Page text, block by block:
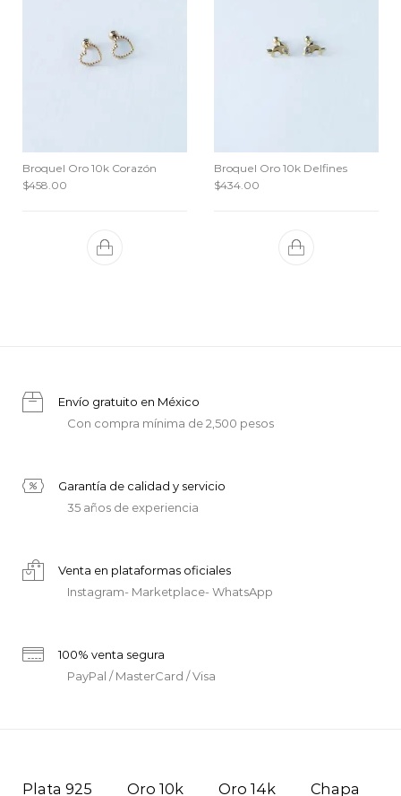
Broquel Oro 10k Corazón
$458.00
Broquel Oro 10k Delfines
$434.00
Envío gratuito en México
Con compra mínima de 2,500 pesos
Garantía de calidad y servicio
35 años de experiencia
Venta en plataformas oficiales
Instagram- Marketplace- WhatsApp
100% venta segura
PayPal / MasterCard / Visa
Plata 925 Oro 10k Oro 14k Chapa